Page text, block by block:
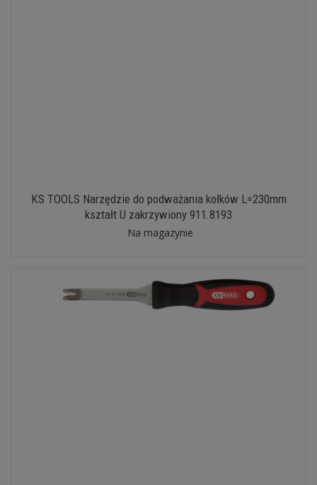
KS TOOLS Narzędzie do podważania kołków L=230mm
kształt U zakrzywiony 911.8193
Na magazynie